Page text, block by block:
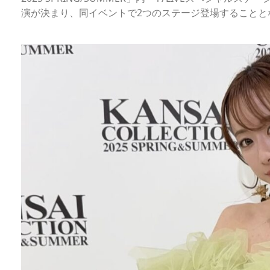
演が決まり、同イベントで2つのステージ登場すること